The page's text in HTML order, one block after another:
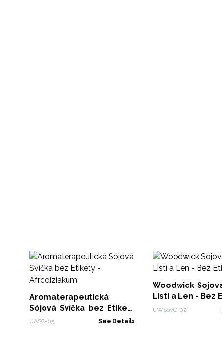
Aromaterapeutická
Sójová Svíčka bez Etikety
- Afrodiziakum
UASC-05 See Details
Woodwick
Listí a Len - Bez
UWSoyC-02